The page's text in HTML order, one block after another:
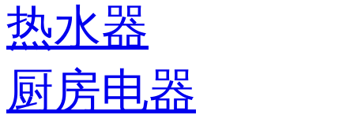
热水器
厨房电器